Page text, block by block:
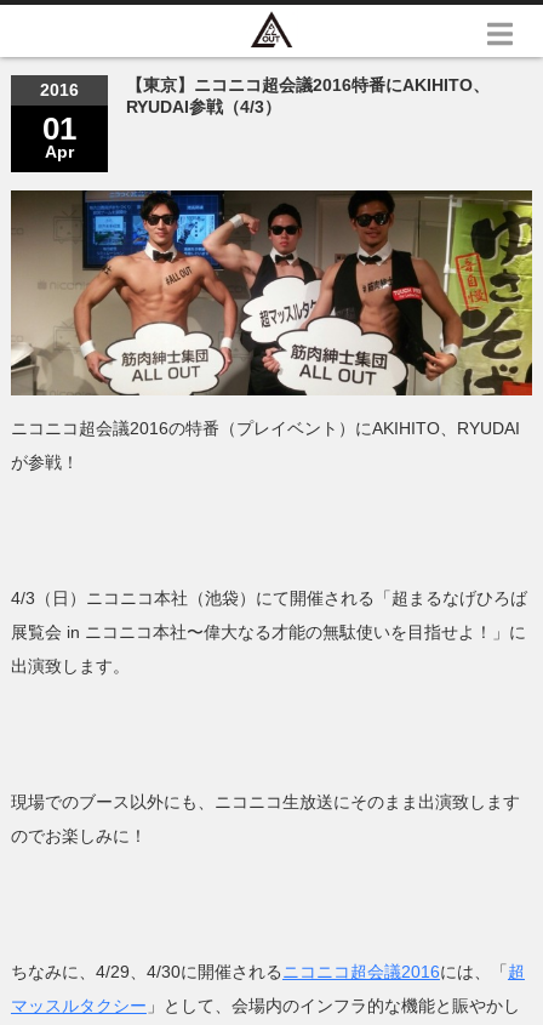
2016
01
Apr
【東京】ニコニコ超会議2016特番にAKIHITO、
RYUDAI参戦（4/3）
ニコニコ超会議2016の特番（プレイベント）にAKIHITO、RYUDAI
が参戦！
4/3（日）ニコニコ本社（池袋）にて開催される「超まるなげひろば
展覧会 in ニコニコ本社〜偉大なる才能の無駄使いを目指せよ！」に
出演致します。
現場でのブース以外にも、ニコニコ生放送にそのまま出演致します
のでお楽しみに！
ちなみに、4/29、4/30に開催されるニコニコ超会議2016には、「超
マッスルタクシー 」として、会場内のインフラ的な機能と賑やかし